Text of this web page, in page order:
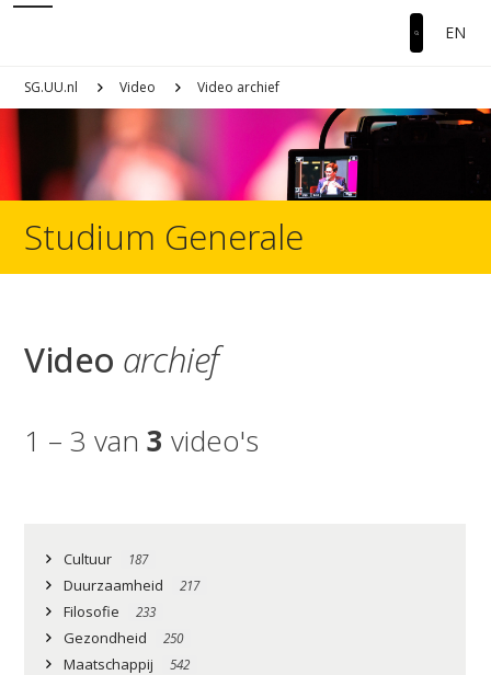
EN
SG.UU.nl Video Video archief
Studium Generale
Video archief
1 – 3 van3 video's
Cultuur 187
Duurzaamheid 217
Filosofie 233
Gezondheid 250
Maatschappij 542